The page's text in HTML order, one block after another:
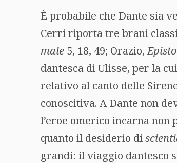
È probabile che Dante sia
Cerri riporta tre brani
male 5, 18, 49; Orazio,
dantesca di Ulisse, per la
relativo al canto delle
conoscitiva. A Dante non
l’eroe omerico incarna non
quanto il desiderio di
grandi: il viaggio dantesco